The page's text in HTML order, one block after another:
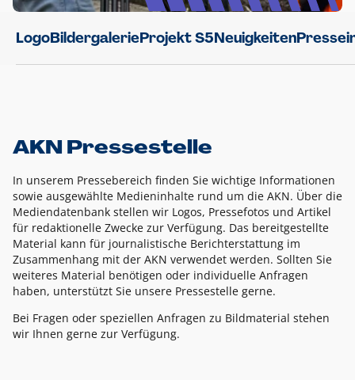
LogoBildergalerieProjekt S5Neuigkeiten
AKN Pressestelle
In unserem Pressebereich finden Sie wichtige Informationen
sowie ausgewählte Medieninhalte rund um die AKN. Über die
Mediendatenbank stellen wir Logos, Pressefotos und Artikel
für redaktionelle Zwecke zur Verfügung. Das bereitgestellte
Material kann für journalistische Berichterstattung im
Zusammenhang mit der AKN verwendet werden. Sollten Sie
weiteres Material benötigen oder individuelle Anfragen
haben, unterstützt Sie unsere Pressestelle gerne.
Bei Fragen oder speziellen Anfragen zu Bildmaterial stehen
wir Ihnen gerne zur Verfügung.